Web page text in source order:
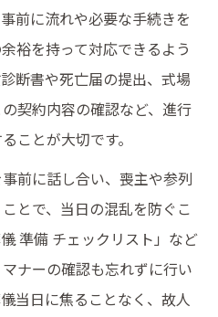
前に流れや必要な手続きを
裕を持って対応できるよう
断書や死亡届の提出、式場
契約内容の確認など、進行
ことが大切です。
前に話し合い、喪主や参列
とで、当日の混乱を防ぐこ
準備 チェックリスト」など
ナーの確認も忘れずに行い
当日に焦ることなく、故人